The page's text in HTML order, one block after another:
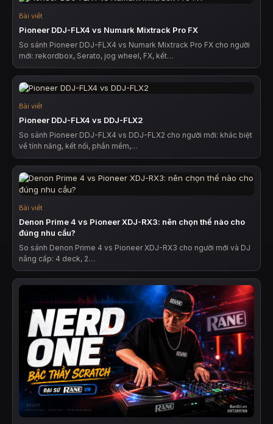
Bài viết
Pioneer DDJ-FLX4 vs Numark Mixtrack Pro FX
So sánh Pioneer DDJ-FLX4 vs Numark Mixtrack Pro FX cho người
mới: rekordbox, Serato, jog wheel, FX, kết…
Bài viết
Pioneer DDJ-FLX4 vs DDJ-FLX2
So sánh Pioneer DDJ-FLX4 vs DDJ-FLX2 cho người mới: khác biệt
về tính năng, kết nối, phần mềm,…
Bài viết
Denon Prime 4 vs Pioneer XDJ-RX3: nên chọn thế nào cho
đúng nhu cầu?
So sánh Denon Prime 4 vs Pioneer XDJ-RX3 cho người mới và DJ
nâng cấp: 4 deck, 2…